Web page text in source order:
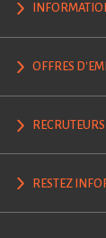
OFFRES
RECRUTEURS
RESTEZ